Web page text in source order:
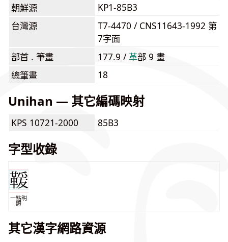
朝鮮源
KP1-85B3
台灣源
T7-4470 / CNS11643-1992 第
7字面
部首 . 筆畫
177.9 /⾰部 9 畫
總筆畫
18
Unihan — 其它編碼映射
KPS 10721-2000 85B3
字型收錄
一點明
體
其它漢字網路資源